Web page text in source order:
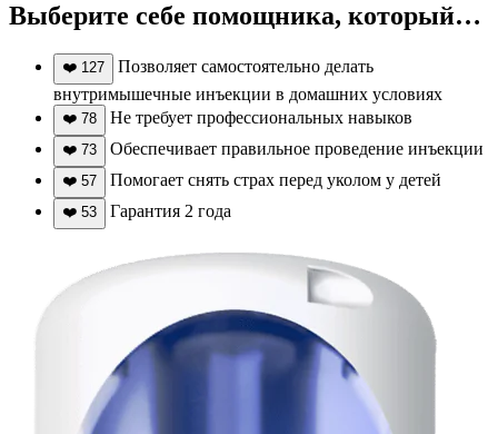
Выберите себе помощника, который…
❤️ 127
Позволяет самостоятельно делать
внутримышечные инъекции в домашних условиях
❤️ 78 Не требует профессиональных навыков
❤️ 73 Обеспечивает правильное проведение инъекции
❤️ 57 Помогает снять страх перед уколом у детей
❤️ 53 Гарантия 2 года